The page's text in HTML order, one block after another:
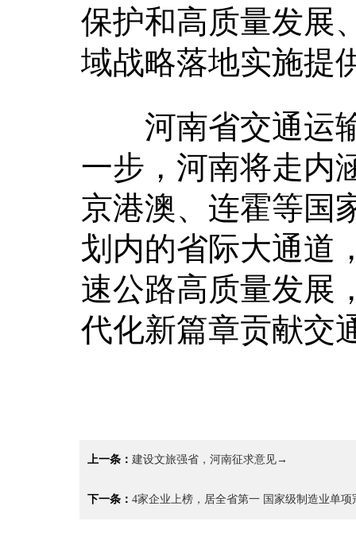
保护和高质量发展
域战略落地实施提
河南省交通运输
一步，河南将走内
京港澳、连霍等国
划内的省际大通道
速公路高质量发展
代化新篇章贡献交
上一条： 建设文旅强省，河南征求意见→
下一条： 4家企业上榜，居全省第一 国家级制造业单项